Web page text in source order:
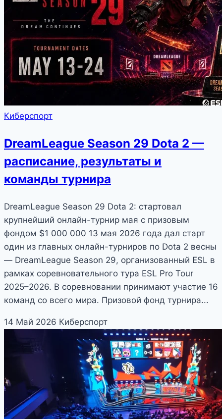
Киберспорт
DreamLeague Season 29 Dota 2 —
расписание, результаты и
команды турнира
DreamLeague Season 29 Dota 2: стартовал
крупнейший онлайн-турнир мая с призовым
фондом $1 000 000 13 мая 2026 года дал старт
один из главных онлайн-турниров по Dota 2 весны
— DreamLeague Season 29, организованный ESL в
рамках соревновательного тура ESL Pro Tour
2025–2026. В соревновании принимают участие 16
команд со всего мира. Призовой фонд турнира...
14 Май 2026 Киберспорт